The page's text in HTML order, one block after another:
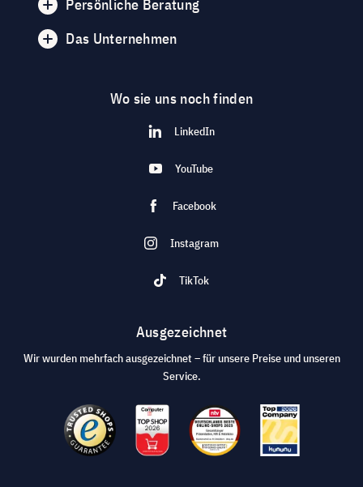
Persönliche Beratung
Das Unternehmen
Wo sie uns noch finden
LinkedIn
YouTube
Facebook
Instagram
TikTok
Ausgezeichnet
Wir wurden mehrfach ausgezeichnet – für unsere Preise und unseren
Service.